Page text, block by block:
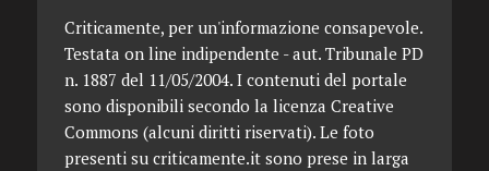
Criticamente, per un'informazione consapevole.
Testata on line indipendente - aut. Tribunale PD
n. 1887 del 11/05/2004. I contenuti del portale
sono disponibili secondo la licenza Creative
Commons (alcuni diritti riservati). Le foto
presenti su criticamente.it sono prese in larga